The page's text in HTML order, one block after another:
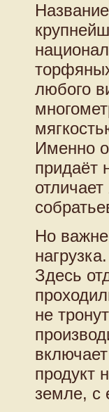
любого
Именно
придаёт
отличает
Но
Здесь
не
продукт
земле, с